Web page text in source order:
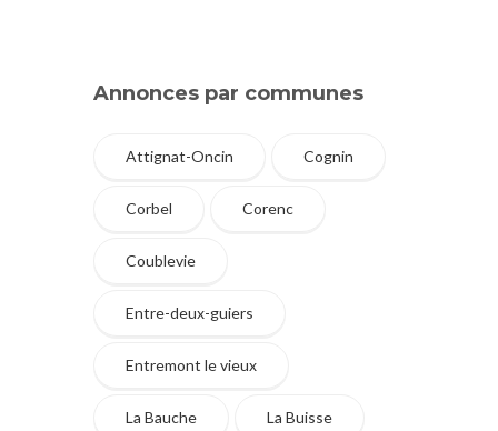
Annonces par communes
Attignat-Oncin Cognin
Corbel Corenc
Coublevie
Entre-deux-guiers
Entremont le vieux
La Bauche La Buisse